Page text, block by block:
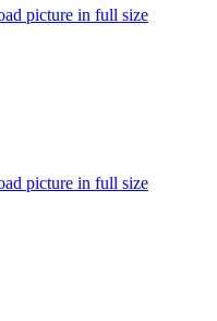
picture in full size
picture in full size